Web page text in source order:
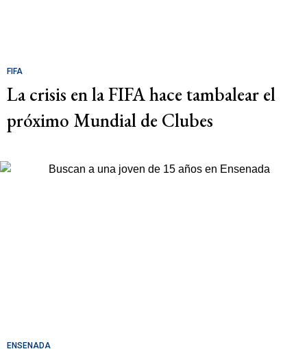
FIFA
La crisis en la FIFA hace tambalear el
próximo Mundial de Clubes
ENSENADA